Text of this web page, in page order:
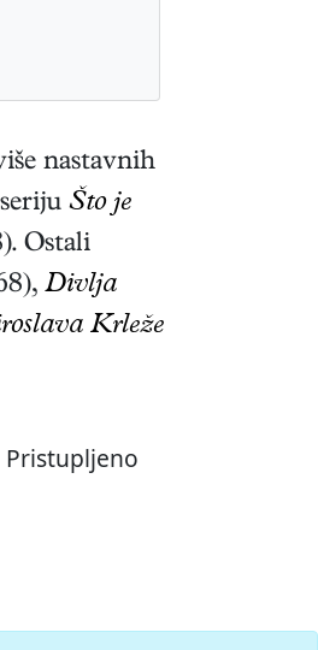
nastavnih
Što je
. Ostali
Divlja
Krleže
Pristupljeno